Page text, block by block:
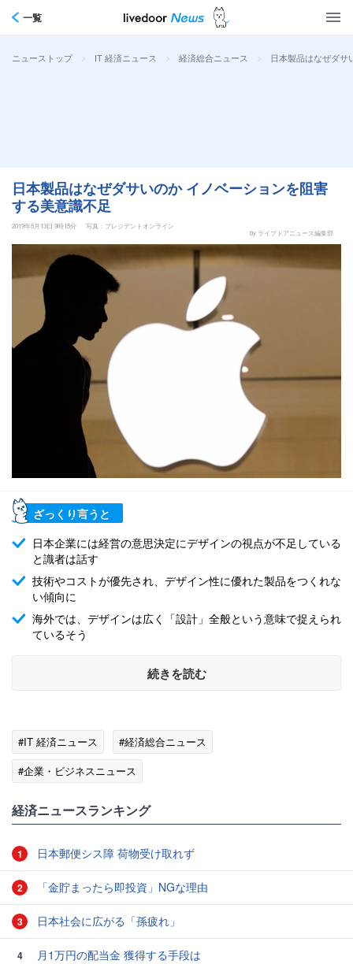
一覧
ニューストップ > IT 経済ニュース > 経済総合ニュース > 日本製品はなぜダサ
日本製品はなぜダサいのか イノベーションを阻害
する美意識不足
2019年5月13日 9時15分
写真：プレジデントオンライン
by ライブドアニュース編集部
ざっくり言うと
日本企業には経営の意思決定にデザインの視点が不足している
と識者は話す
技術やコストが優先され、デザイン性に優れた製品をつくれな
い傾向に
海外では、デザインは広く「設計」全般という意味で捉えられ
ているそう
続きを読む
#IT 経済ニュース
#経済総合ニュース
#企業・ビジネスニュース
経済ニュースランキング
1 日本郵便シス障 荷物受け取れず
2 「金貯まったら即投資」NGな理由
3 日本社会に広がる「孫疲れ」
4 月1万円の配当金 獲得する手段は